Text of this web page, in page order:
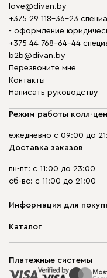
love@divan.by
+375 29 118-36-23
- оформление
+375 44 768-64-44
b2b@divan.by
Перезвоните мне
Контакты
Написать руководству
Режим работы колл-
ежедневно с 09:00 до
Доставка заказов
пн-пт: с 11:00 до 23:00
сб-вс: с 11:00 до 21:00
Информация для
О компании
Способы оплаты
Рассрочка и кредит
Каталог
Корпусная мебель
Распродажа мебели
Платежные системы